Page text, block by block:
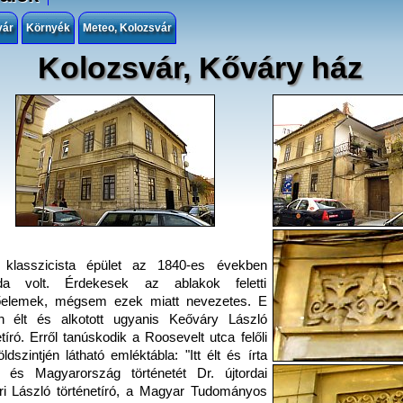
Környék Meteo, Kolozsvár
Kolozsvár, Kőváry ház
épület az 1840-es években
volt. Érdekesek az ablakok feletti
mégsem ezek miatt nevezetes. E
élt és alkotott ugyanis Keőváry László
Erről tanúskodik a Roosevelt utca felőli
látható emléktábla: "Itt élt és írta
és Magyarország történetét Dr. újtordai
László történetíró, a Magyar Tudományos